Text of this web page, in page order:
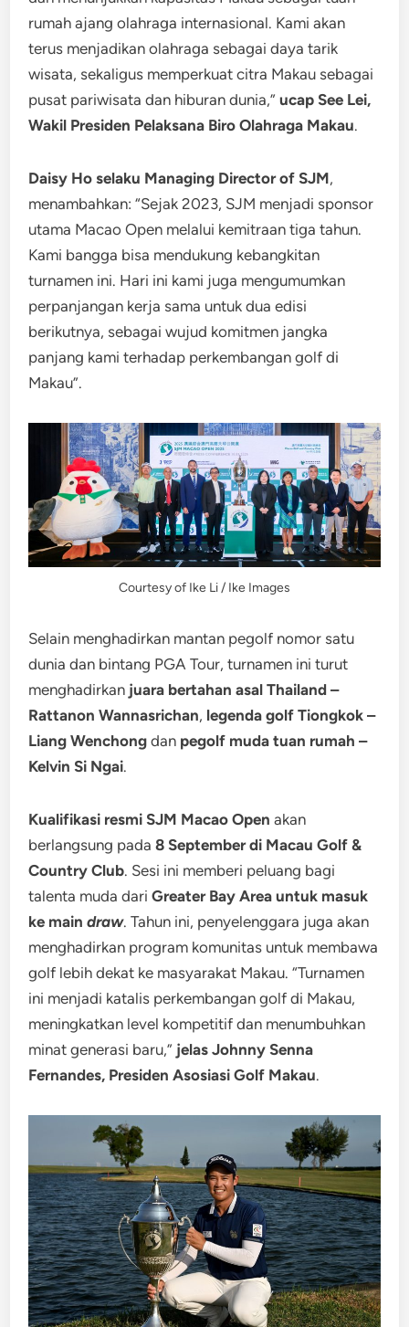
rumah ajang olahraga internasional. Kami akan
terus menjadikan olahraga sebagai daya tarik
wisata, sekaligus memperkuat citra Makau sebagai
pusat pariwisata dan hiburan dunia,”ucap See Lei,
Wakil Presiden Pelaksana Biro Olahraga Makau.
Daisy Ho selaku Managing Director of SJM,
menambahkan: “Sejak 2023, SJM menjadi sponsor
utama Macao Open melalui kemitraan tiga tahun.
Kami bangga bisa mendukung kebangkitan
turnamen ini. Hari ini kami juga mengumumkan
perpanjangan kerja sama untuk dua edisi
berikutnya, sebagai wujud komitmen jangka
panjang kami terhadap perkembangan golf di
Makau”.
Courtesy of Ike Li / Ike Images
Selain menghadirkan mantan pegolf nomor satu
dunia dan bintang PGA Tour, turnamen ini turut
menghadirkan juara bertahan asal Thailand –
Rattanon Wannasrichan, legenda golf Tiongkok –
Liang Wenchong dan pegolf muda tuan rumah –
Kelvin Si Ngai.
Kualifikasi resmi SJM Macao Open akan
berlangsung pada8 September di Macau Golf &
Country Club. Sesi ini memberi peluang bagi
talenta muda dariGreater Bay Area untuk masuk
ke maindraw. Tahun ini, penyelenggara juga akan
menghadirkan program komunitas untuk membawa
golf lebih dekat ke masyarakat Makau. “Turnamen
ini menjadi katalis perkembangan golf di Makau,
meningkatkan level kompetitif dan menumbuhkan
minat generasi baru,” jelas Johnny Senna
Fernandes, Presiden Asosiasi Golf Makau.